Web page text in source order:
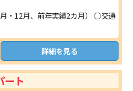
・12月、前年実績2カ月） ○交通
詳細を見る
ート